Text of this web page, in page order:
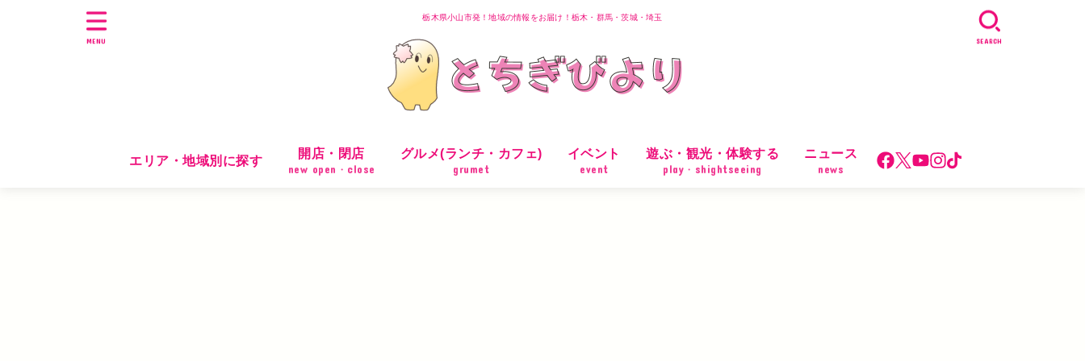
栃木県小山市発！地域の情報をお届け！栃木・群馬・茨城・埼玉
エリア・地域別に探す
開店・閉店
new open・close
グルメ(ランチ・カフェ)
grumet
イベント
event
遊ぶ・観光・体験する
play・shightseeing
ニュース
news
SEARCH
MENU